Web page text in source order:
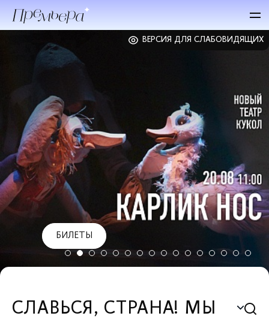
ВЕРСИЯ ДЛЯ СЛАБОВИДЯЩИХ
БИЛЕТЫ
СЛАВЬСЯ, СТРАНА! МЫ